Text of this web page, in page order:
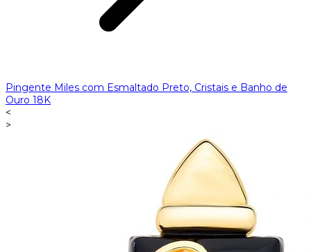
Pingente Miles com Esmaltado Preto, Cristais e Banho de
Ouro 18K
<
>